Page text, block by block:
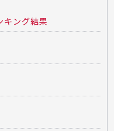
キング結果